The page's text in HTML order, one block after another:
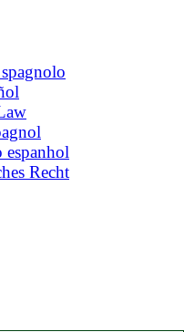
Recht